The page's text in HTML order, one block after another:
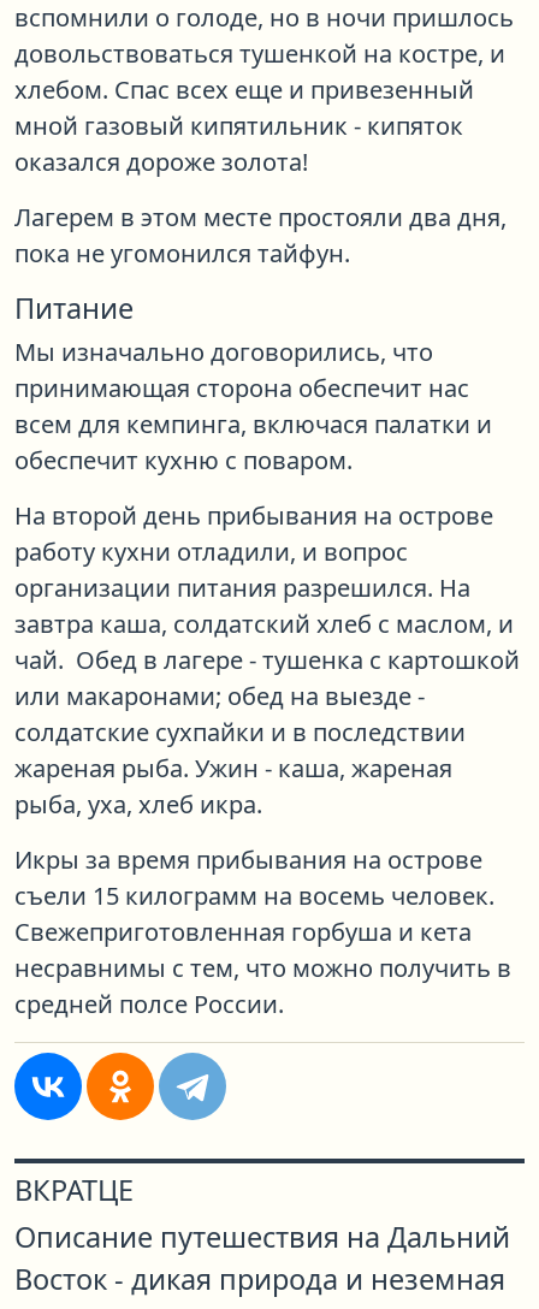
вспомнили о голоде, но в ночи пришлось
довольствоваться тушенкой на костре, и
хлебом. Спас всех еще и привезенный
мной газовый кипятильник - кипяток
оказался дороже золота!
Лагерем в этом месте простояли два дня,
пока не угомонился тайфун.
Питание
Мы изначально договорились, что
принимающая сторона обеспечит нас
всем для кемпинга, включася палатки и
обеспечит кухню с поваром.
На второй день прибывания на острове
работу кухни отладили, и вопрос
организации питания разрешился. На
завтра каша, солдатский хлеб с маслом, и
чай. Обед в лагере - тушенка с картошкой
или макаронами; обед на выезде -
солдатские сухпайки и в последствии
жареная рыба. Ужин - каша, жареная
рыба, уха, хлеб икра.
Икры за время прибывания на острове
съели 15 килограмм на восемь человек.
Свежеприготовленная горбуша и кета
несравнимы с тем, что можно получить в
средней полсе России.
ВКРАТЦЕ
Описание путешествия на Дальний
Восток - дикая природа и неземная